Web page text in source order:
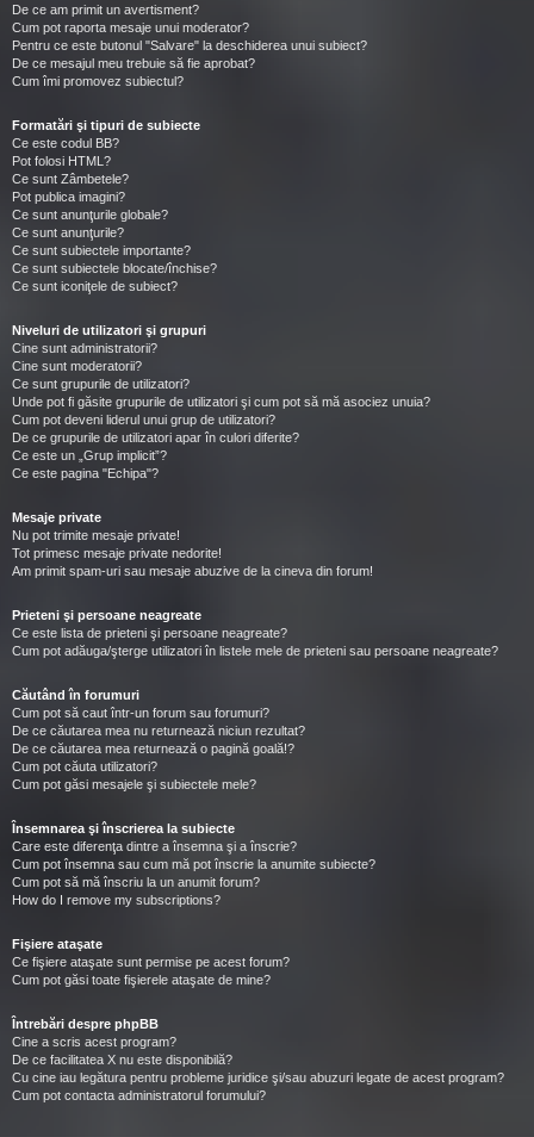
De ce am primit un avertisment?
Cum pot raporta mesaje unui moderator?
Pentru ce este butonul "Salvare" la deschiderea unui subiect?
De ce mesajul meu trebuie să fie aprobat?
Cum îmi promovez subiectul?
Formatări şi tipuri de subiecte
Ce este codul BB?
Pot folosi HTML?
Ce sunt Zâmbetele?
Pot publica imagini?
Ce sunt anunţurile globale?
Ce sunt anunţurile?
Ce sunt subiectele importante?
Ce sunt subiectele blocate/închise?
Ce sunt iconiţele de subiect?
Niveluri de utilizatori şi grupuri
Cine sunt administratorii?
Cine sunt moderatorii?
Ce sunt grupurile de utilizatori?
Unde pot fi găsite grupurile de utilizatori şi cum pot să mă asociez unuia?
Cum pot deveni liderul unui grup de utilizatori?
De ce grupurile de utilizatori apar în culori diferite?
Ce este un „Grup implicit”?
Ce este pagina "Echipa"?
Mesaje private
Nu pot trimite mesaje private!
Tot primesc mesaje private nedorite!
Am primit spam-uri sau mesaje abuzive de la cineva din forum!
Prieteni şi persoane neagreate
Ce este lista de prieteni şi persoane neagreate?
Cum pot adăuga/şterge utilizatori în listele mele de prieteni sau persoane neagreate?
Căutând în forumuri
Cum pot să caut într-un forum sau forumuri?
De ce căutarea mea nu returnează niciun rezultat?
De ce căutarea mea returnează o pagină goală!?
Cum pot căuta utilizatori?
Cum pot găsi mesajele şi subiectele mele?
Însemnarea şi înscrierea la subiecte
Care este diferenţa dintre a însemna şi a înscrie?
Cum pot însemna sau cum mă pot înscrie la anumite subiecte?
Cum pot să mă înscriu la un anumit forum?
How do I remove my subscriptions?
Fişiere ataşate
Ce fişiere ataşate sunt permise pe acest forum?
Cum pot găsi toate fişierele ataşate de mine?
Întrebări despre phpBB
Cine a scris acest program?
De ce facilitatea X nu este disponibilă?
Cu cine iau legătura pentru probleme juridice şi/sau abuzuri legate de acest program?
Cum pot contacta administratorul forumului?